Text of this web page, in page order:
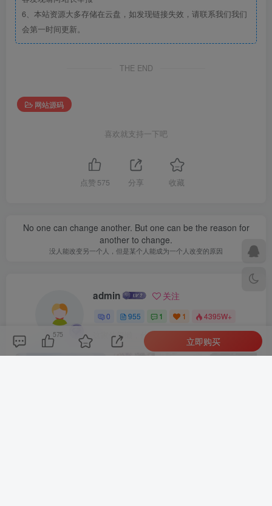
6、本站资源大多存储在云盘，如发现链接失效，请联系我们我们
会第一时间更新。
THE END
网站源码
喜欢就支持一下吧
点赞 575 分享 收藏
No one can change another. But one can be the reason for
another to change.
没人能改变另一个人，但是某个人能成为一个人改变的原因
admin 关注
0 955 1 1 4395W+
这家伙很懒，什么都没有写...
575
立即购买